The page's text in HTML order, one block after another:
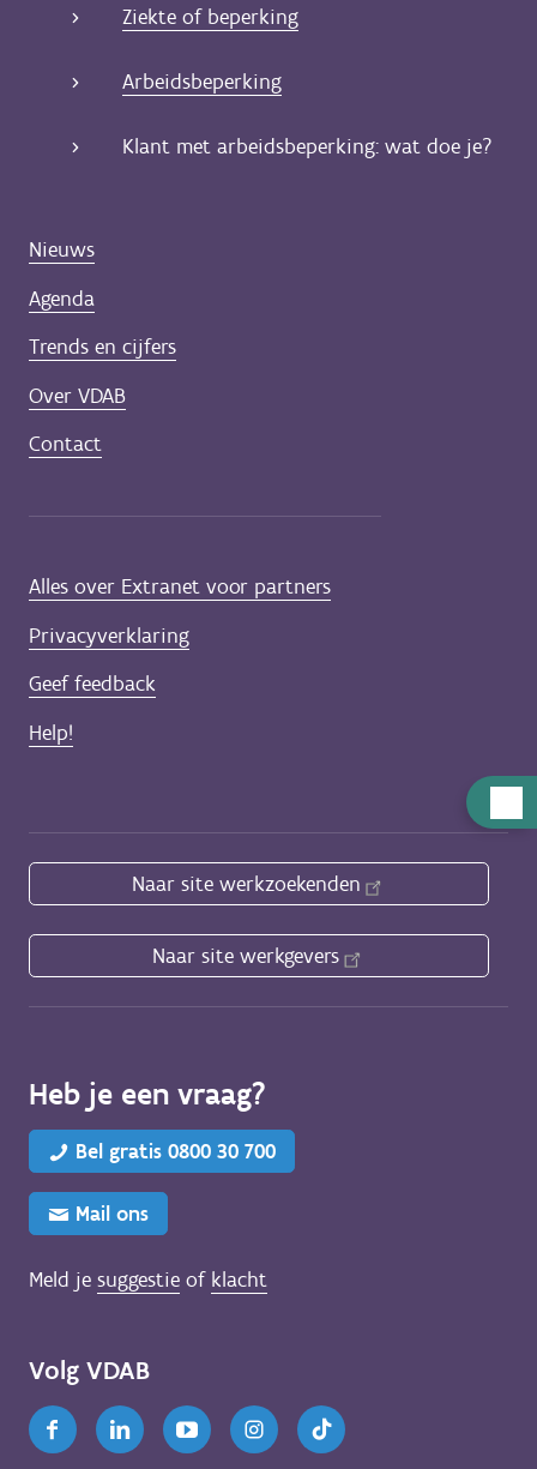
Ziekte of beperking
Arbeidsbeperking
Klant met arbeidsbeperking: wat doe je?
Nieuws
Agenda
Trends en cijfers
Over VDAB
Contact
Alles over Extranet voor partners
Privacyverklaring
Geef feedback
Help!
Naar site werkzoekenden
Naar site werkgevers
Heb je een vraag?
Bel gratis 0800 30 700
Mail ons
Meld je suggestie of klacht
Volg VDAB
FacebookLinkedinYoutubeInstagram